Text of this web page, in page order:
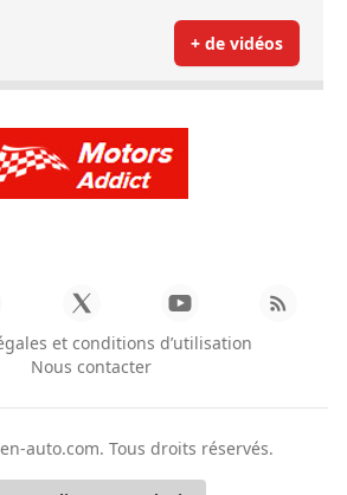
+ de vidéos
et conditions d’utilisation
Nous contacter
auto.com. Tous droits réservés.